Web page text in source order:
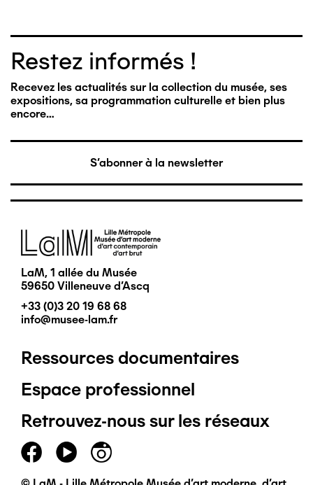
Restez informés !
Recevez les actualités sur la collection du musée, ses
expositions, sa programmation culturelle et bien plus
encore…
S'abonner à la newsletter
Image
LaM, 1 allée du Musée
59650 Villeneuve d'Ascq
+33 (0)3 20 19 68 68
info@musee-lam.fr
Pied
de
page
principal
Ressources documentaires
Espace professionnel
Retrouvez-nous sur les réseaux